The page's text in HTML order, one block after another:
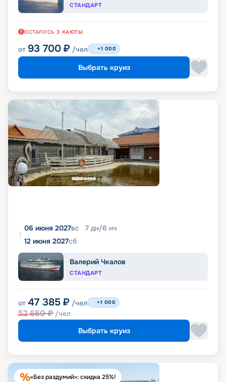
СТАНДАРТ
ОСТАЛОСЬ 3 КАЮТЫ
от 93 700 ₽ /чел +1 000
Выбрать круиз
06 июня 2027вс 7 дн/6 нч
12 июня 2027сб
Валерий Чкалов
СТАНДАРТ
от 47 385 ₽ /чел
52 650₽ /чел
+1 000
Выбрать круиз
«Без раздумий»: скидка 25%!